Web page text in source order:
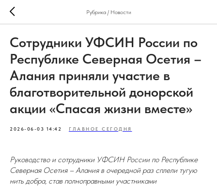
Рубрика / Новости
Сотрудники УФСИН России по
Республике Северная Осетия –
Алания приняли участие в
благотворительной донорской
акции «Спасая жизни вместе»
2026-06-03 14:42 ГЛАВНОЕ СЕГОДНЯ
Руководство и сотрудники УФСИН России по Республике
Северная Осетия – Алания в очередной раз сплели тугую
нить добра, став полноправными участниками